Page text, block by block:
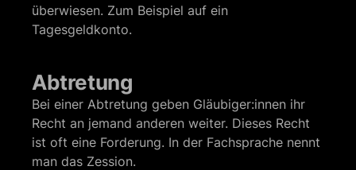
überwiesen. Zum Beispiel auf ein
Tagesgeldkonto.
Abtretung
Bei einer Abtretung geben Gläubiger:innen ihr
Recht an jemand anderen weiter. Dieses Recht
ist oft eine Forderung. In der Fachsprache nennt
man das Zession.